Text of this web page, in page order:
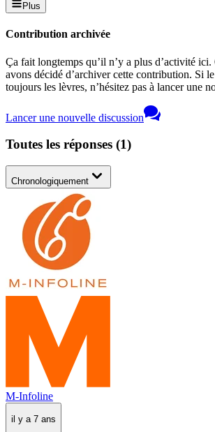
Plus
Contribution archivée
Ça fait longtemps qu’il n’y a plus d’activité ici.
avons décidé d’archiver cette contribution. Si
toujours les lèvres, n’hésitez pas à lancer une
Lancer une nouvelle discussion
Toutes les réponses (1)
Chronologiquement
M-Infoline
il y a 7 ans